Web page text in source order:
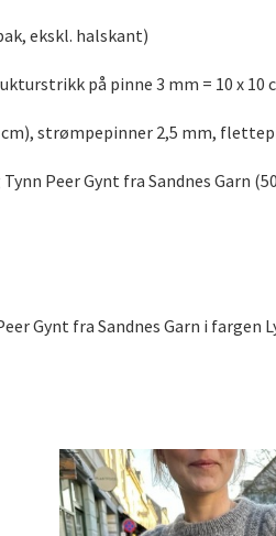
ekskl. halskant)
på pinne 3 mm = 10 x 10
cm), strømpepinner 2,5 mm,
Peer Gynt fra Sandnes Garn
Gynt fra Sandnes Garn i fargen